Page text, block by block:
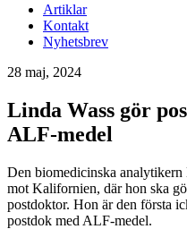
Artiklar
Kontakt
Nyhetsbrev
28 maj, 2024
Linda Wass gör
ALF-medel
Den biomedicinska
mot Kalifornien, där hon ska
postdoktor. Hon är den första
postdok med ALF-medel.